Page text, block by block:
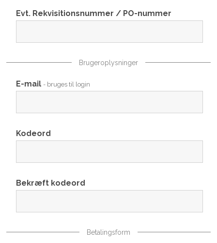
Evt. Rekvisitionsnummer / PO-nummer
Brugeroplysninger
E-mail - bruges til login
Kodeord
Bekræft kodeord
Betalingsform